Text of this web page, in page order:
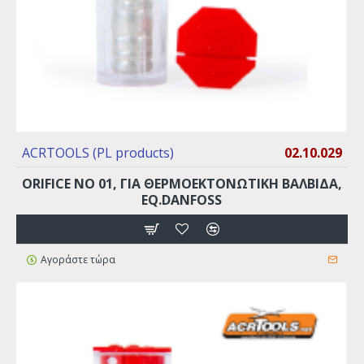
ACRTOOLS (PL products)
02.10.029
ORIFICE ΝO 01, ΓΙΑ ΘΕΡΜΟΕΚΤΟΝΩΤΙΚΉ ΒΑΛΒΊΔΑ,
EQ.DANFOSS
Αγοράστε τώρα